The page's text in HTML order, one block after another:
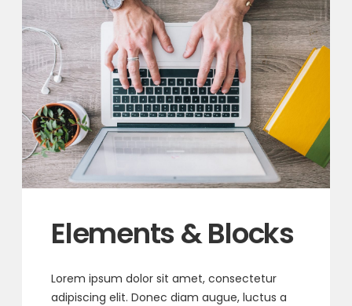
Elements & Blocks
Lorem ipsum dolor sit amet, consectetur
adipiscing elit. Donec diam augue, luctus a